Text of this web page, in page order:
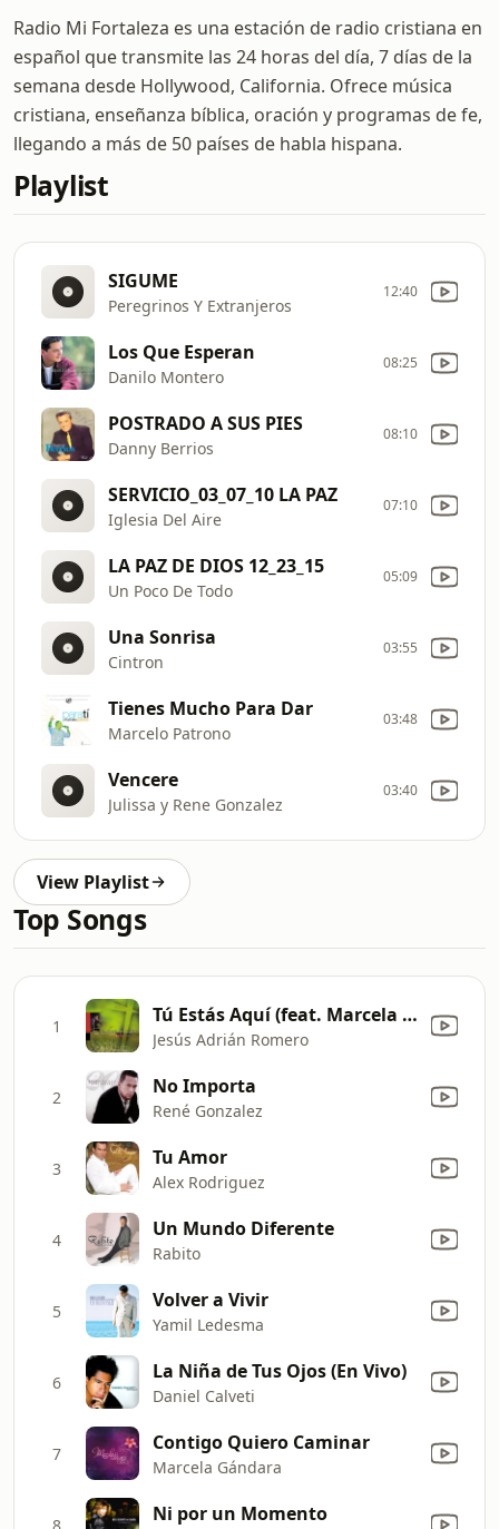
Radio Mi Fortaleza es una estación de radio cristiana en
español que transmite las 24 horas del día, 7 días de la
semana desde Hollywood, California. Ofrece música
cristiana, enseñanza bíblica, oración y programas de fe,
llegando a más de 50 países de habla hispana.
Playlist
SIGUME
Peregrinos Y Extranjeros
12:40
Los Que Esperan
Danilo Montero
08:25
POSTRADO A SUS PIES
Danny Berrios
08:10
SERVICIO_03_07_10 LA PAZ
Iglesia Del Aire
07:10
LA PAZ DE DIOS 12_23_15
Un Poco De Todo
05:09
Una Sonrisa
Cintron
03:55
Tienes Mucho Para Dar
Marcelo Patrono
03:48
Vencere
Julissa y Rene Gonzalez
03:40
View Playlist
Top Songs
1 Tú Estás Aquí (feat. Marcela Gandara) [En Vivo]
Jesús Adrián Romero
2 No Importa
René Gonzalez
3 Tu Amor
Alex Rodriguez
4 Un Mundo Diferente
Rabito
5 Volver a Vivir
Yamil Ledesma
6 La Niña de Tus Ojos (En Vivo)
Daniel Calveti
7 Contigo Quiero Caminar
Marcela Gándara
8 Ni por un Momento